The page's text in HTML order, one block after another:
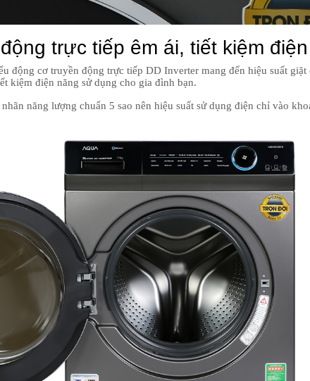
trực tiếp êm ái, tiết kiệm điện
động cơ truyền động trực tiếp DD Inverter mang đến hiệu suất giặt
kiệm điện năng sử dụng cho gia đình bạn.
năng lượng chuẩn 5 sao nên hiệu suất sử dụng điện chỉ vào